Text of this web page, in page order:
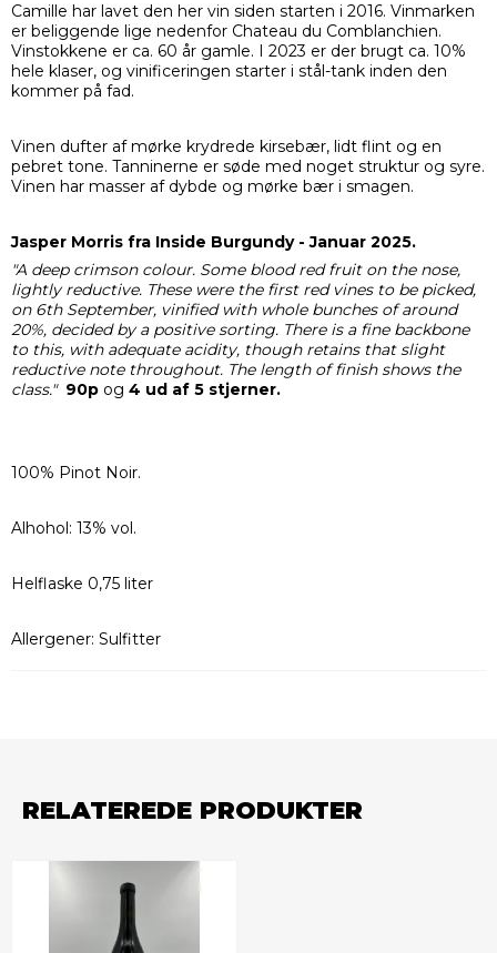
Camille har lavet den her vin siden starten i 2016. Vinmarken
er beliggende lige nedenfor Chateau du Comblanchien.
Vinstokkene er ca. 60 år gamle. I 2023 er der brugt ca. 10%
hele klaser, og vinificeringen starter i stål-tank inden den
kommer på fad.
Vinen dufter af mørke krydrede kirsebær, lidt flint og en
pebret tone. Tanninerne er søde med noget struktur og syre.
Vinen har masser af dybde og mørke bær i smagen.
Jasper Morris fra Inside Burgundy - Januar 2025.
"A deep crimson colour. Some blood red fruit on the nose,
lightly reductive. These were the first red vines to be picked,
on 6th September, vinified with whole bunches of around
20%, decided by a positive sorting. There is a fine backbone
to this, with adequate acidity, though retains that slight
reductive note throughout. The length of finish shows the
class." 90p og 4 ud af 5 stjerner.
100% Pinot Noir.
Alhohol: 13% vol.
Helflaske 0,75 liter
Allergener: Sulfitter
RELATEREDE PRODUKTER